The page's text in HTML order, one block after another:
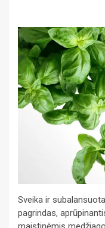
Sveika ir
pagrindas,